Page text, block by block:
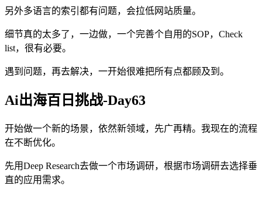
另外多语言的索引都有问题，会拉低网站质量。
细节真的太多了，一边做，一个完善个自用的SOP，Check
list，很有必要。
遇到问题，再去解决，一开始很难把所有点都顾及到。
Ai出海百日挑战-Day63
开始做一个新的场景，依然新领域，先广再精。我现在的流程
在不断优化。
先用Deep Research去做一个市场调研，根据市场调研去选择垂
直的应用需求。